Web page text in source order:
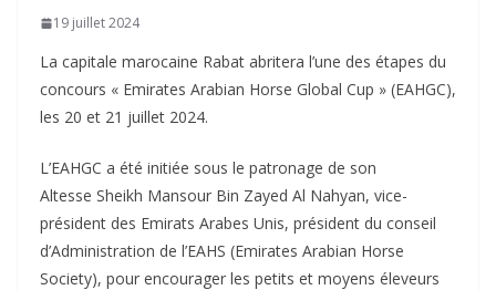
19 juillet 2024
La capitale marocaine Rabat abritera l’une des étapes du
concours « Emirates Arabian Horse Global Cup » (EAHGC),
les 20 et 21 juillet 2024.
L’EAHGC a été initiée sous le patronage de son
Altesse Sheikh Mansour Bin Zayed Al Nahyan, vice-
président des Emirats Arabes Unis, président du conseil
d’Administration de l’EAHS (Emirates Arabian Horse
Society), pour encourager les petits et moyens éleveurs